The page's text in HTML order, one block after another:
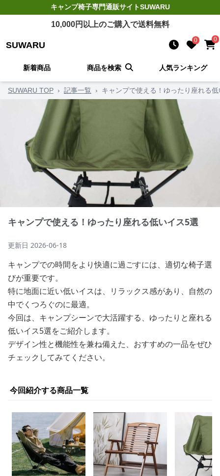
キャンプ椅子専門通販サイトSUWARU
10,000円以上のご購入で送料無料
SUWARU 0 0
新着商品 商品を検索 人気ランキング
SUWARU TOP › 記事一覧 › キャンプで使える！ゆったり座れる
キャンプで使える！ゆったり座れる低いイス5選
更新日 2026-06-18
キャンプでの時間をより快適に過ごすには、適切な椅子選
びが重要です。
特に地面に近い低いイスは、リラックス感があり、自然の
中でくつろぐのに最適。
今回は、キャンプシーンで大活躍する、ゆったりと座れる
低いイス5選をご紹介します。
デザイン性と機能性を兼ね備えた、おすすめの一品をぜひ
チェックしてみてください。
今回紹介する商品一覧